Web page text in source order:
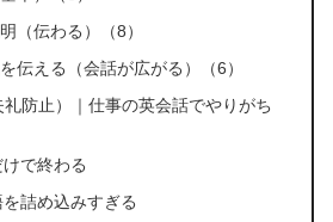
（伝わる）（8）
伝える（会話が広がる）（6）
防止）｜仕事の英会話でやりがち
で終わる
詰め込みすぎる